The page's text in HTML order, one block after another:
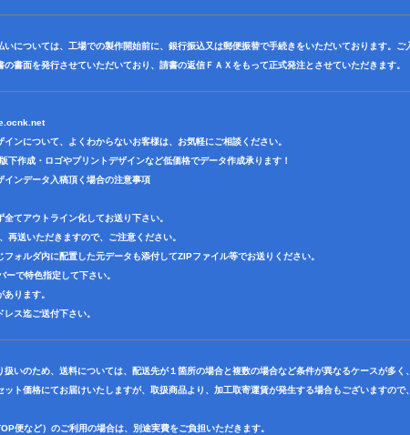
については、工場での製作開始前に、銀行振込又は郵便振替で手続きをいただいております。ご
書面を発行させていただいており、請書の返信ＦＡＸをもって正式発注とさせていただきます。
ンについて、よくわからないお客様は、お気軽にご相談ください。
作成・ロゴやプリントデザインなど低価格でデータ作成承ります！
ンデータ入稿頂く場合の注意事項
てアウトライン化してお送り下さい。
送いただきますので、ご注意ください。
ォルダ内に配置した元データも添付してZIPファイル等でお送りください。
で特色指定して下さい。
ります。
ス迄ご送付下さい。
いのため、送料については、配送先が１箇所の場合と複数の場合など条件が異なるケースが多く
ト価格にてお届けいたしますが、取扱商品より、加工取寄運賃が発生する場合もございますの
便など）のご利用の場合は、別途実費をご負担いただきます。